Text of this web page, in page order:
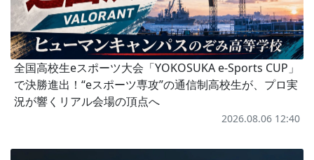
全国高校生eスポーツ大会「YOKOSUKA e-Sports CUP」
で決勝進出！“eスポーツ専攻”の通信制高校生が、プロ実
況が響くリアル会場の頂点へ
2026.08.06 12:40